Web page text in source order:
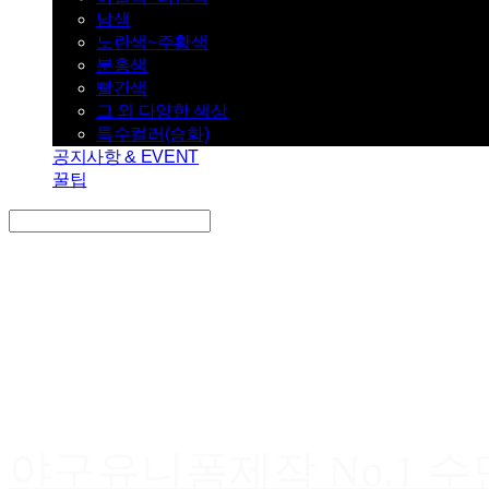
남색
노란색~주황색
분홍색
빨간색
그 외 다양한 색상
특수컬러(승화)
공지사항 & EVENT
꿀팁